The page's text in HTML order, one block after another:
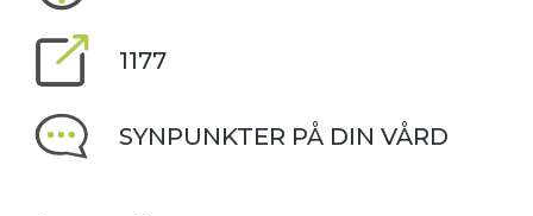
1177
SYNPUNKTER PÅ DIN VÅRD